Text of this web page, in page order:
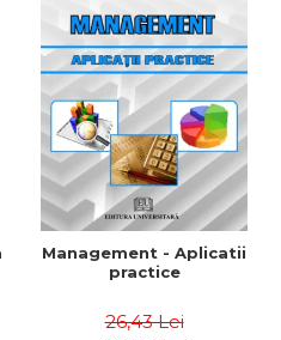
Management - Aplicatii
practice
26,43 Lei